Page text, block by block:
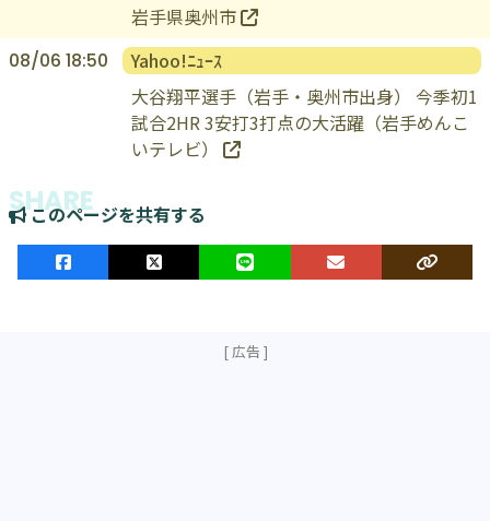
資金繰りが限界、負債総額は約2億2000万円
岩手県奥州市
08/06 18:50
Yahoo!ﾆｭｰｽ
大谷翔平選手（岩手・奥州市出身） 今季初1
試合2HR 3安打3打点の大活躍（岩手めんこ
いテレビ）
このページを共有する